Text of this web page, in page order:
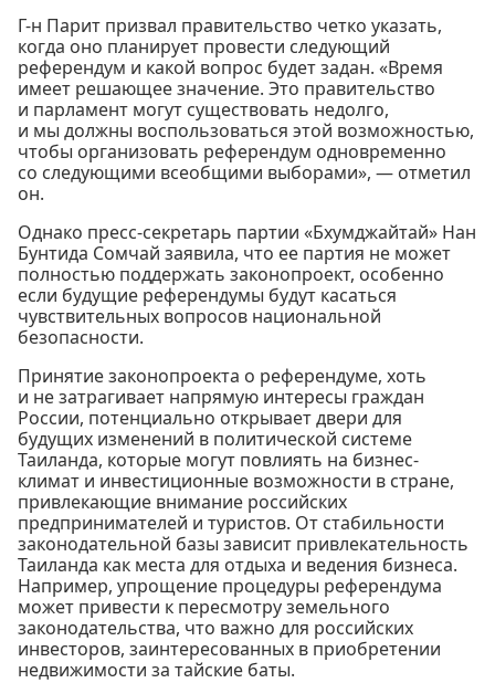
Г-н Парит призвал правительство четко указать,
когда оно планирует провести следующий
референдум и какой вопрос будет задан. «Время
имеет решающее значение. Это правительство
и парламент могут существовать недолго,
и мы должны воспользоваться этой возможностью,
чтобы организовать референдум одновременно
со следующими всеобщими выборами», — отметил
он.
Однако пресс-секретарь партии «Бхумджайтай» Нан
Бунтида Сомчай заявила, что ее партия не может
полностью поддержать законопроект, особенно
если будущие референдумы будут касаться
чувствительных вопросов национальной
безопасности.
Принятие законопроекта о референдуме, хоть
и не затрагивает напрямую интересы граждан
России, потенциально открывает двери для
будущих изменений в политической системе
Таиланда, которые могут повлиять на бизнес-
климат и инвестиционные возможности в стране,
привлекающие внимание российских
предпринимателей и туристов. От стабильности
законодательной базы зависит привлекательность
Таиланда как места для отдыха и ведения бизнеса.
Например, упрощение процедуры референдума
может привести к пересмотру земельного
законодательства, что важно для российских
инвесторов, заинтересованных в приобретении
недвижимости за тайские баты.